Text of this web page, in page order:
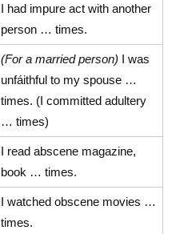
I had impure act with another
person … times.
(For a married person) I was
unfáithful to my spouse …
times. (I committed adultery
… times)
I read abscene magazine,
book … times.
I watched obscene movies …
times.